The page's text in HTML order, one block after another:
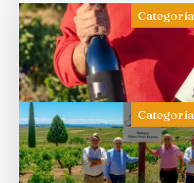
Categoría
Categoría